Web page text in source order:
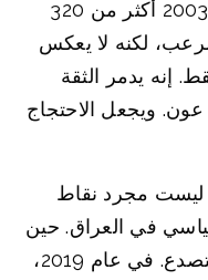
بحسب التقديرات، خسر منذ عام 2003 أكثر من 320
لكنه لا يعكس
إنه يدمر الثقة
ويجعل الاحتجاج
ليست مجرد نقاط
في العراق. حين
تتراكم هناك الغضبة، تبدأ بغداد بالتصدع. في عام 2019،